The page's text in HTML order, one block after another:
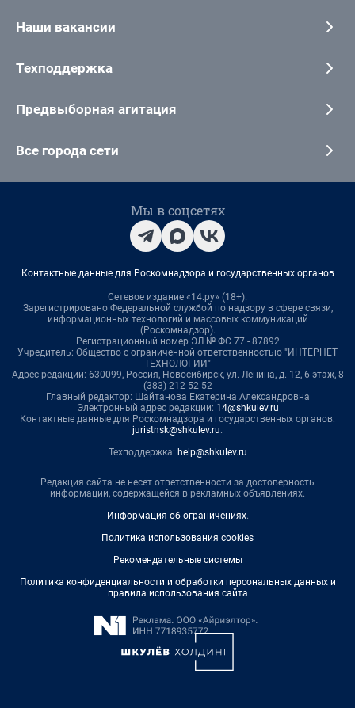
Наши вакансии
Техподдержка
Предвыборная агитация
Все города сети
Мы в соцсетях
Контактные данные для Роскомнадзора и государственных органов
Сетевое издание «14.ру» (18+).
Зарегистрировано Федеральной службой по надзору в сфере связи,
информационных технологий и массовых коммуникаций
(Роскомнадзор).
Регистрационный номер ЭЛ № ФС 77 - 87892
Учредитель: Общество с ограниченной ответственностью "ИНТЕРНЕТ
ТЕХНОЛОГИИ"
Адрес редакции: 630099, Россия, Новосибирск, ул. Ленина, д. 12, 6 этаж, 8
(383) 212-52-52
Главный редактор: Шайтанова Екатерина Александровна
Электронный адрес редакции: 14@shkulev.ru
Контактные данные для Роскомнадзора и государственных органов:
juristnsk@shkulev.ru.
Техподдержка: help@shkulev.ru
Редакция сайта не несет ответственности за достоверность
информации, содержащейся в рекламных объявлениях.
Информация об ограничениях.
Политика использования cookies
Рекомендательные системы
Политика конфиденциальности и обработки персональных данных и
правила использования сайта